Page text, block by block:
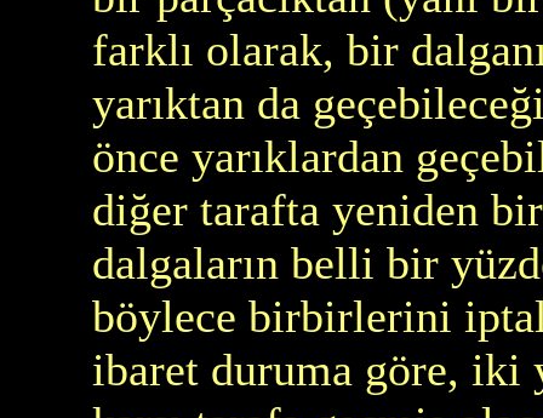
farklı olarak, bir
yarıktan da
önce yarıklardan
diğer tarafta yeniden
dalgaların belli bir
böylece birbirlerini
ibaret duruma göre, iki